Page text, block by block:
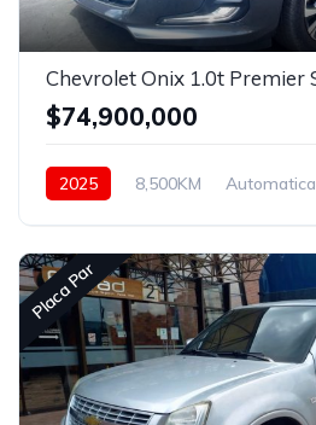
Chevrolet Onix 1.0t Premier
$74,900,000
2025 8,500KM Automatica
Placa Par